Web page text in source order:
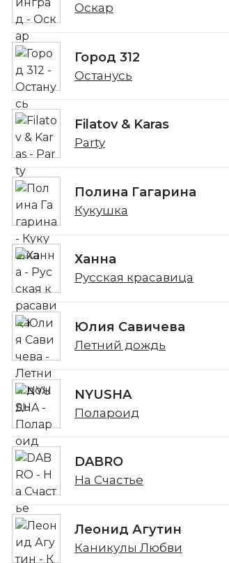
Оскар
Город 312
Останусь
Filatov & Karas
Party
Полина Гагарина
Кукушка
Ханна
Русская красавица
Юлия Савичева
Летний дождь
NYUSHA
Полароид
DABRO
На Счастье
Леонид Агутин
Каникулы Любви